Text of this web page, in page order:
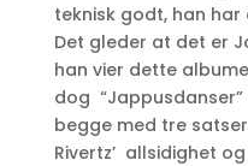
teknisk godt, han
Det gleder at det er
han vier dette
dog “Jappusdanser”
begge med tre
Rivertz’ allsidighet